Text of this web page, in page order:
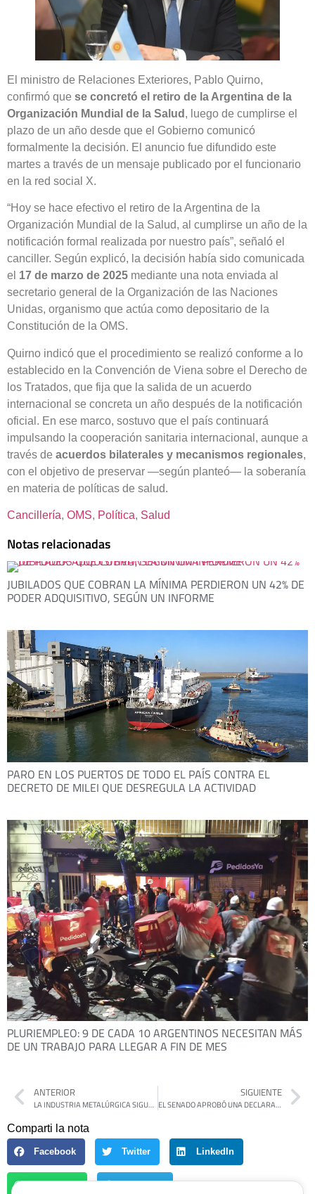
El ministro de Relaciones Exteriores, Pablo Quirno,
confirmó que se concretó el retiro de la Argentina de la
Organización Mundial de la Salud , luego de cumplirse el
plazo de un año desde que el Gobierno comunicó
formalmente la decisión. El anuncio fue difundido este
martes a través de un mensaje publicado por el funcionario
en la red social X.
“Hoy se hace efectivo el retiro de la Argentina de la
Organización Mundial de la Salud, al cumplirse un año de la
notificación formal realizada por nuestro país”, señaló el
canciller. Según explicó, la decisión había sido comunicada
el 17 de marzo de 2025 mediante una nota enviada al
secretario general de la Organización de las Naciones
Unidas, organismo que actúa como depositario de la
Constitución de la OMS.
Quirno indicó que el procedimiento se realizó conforme a lo
establecido en la Convención de Viena sobre el Derecho de
los Tratados, que fija que la salida de un acuerdo
internacional se concreta un año después de la notificación
oficial. En ese marco, sostuvo que el país continuará
impulsando la cooperación sanitaria internacional, aunque a
través de acuerdos bilaterales y mecanismos regionales,
con el objetivo de preservar —según planteó— la soberanía
en materia de políticas de salud.
Cancillería, OMS, Política, Salud
Notas relacionadas
JUBILADOS QUE COBRAN LA MÍNIMA PERDIERON UN 42% DE
PODER ADQUISITIVO, SEGÚN UN INFORME
PARO EN LOS PUERTOS DE TODO EL PAÍS CONTRA EL
DECRETO DE MILEI QUE DESREGULA LA ACTIVIDAD
PLURIEMPLEO: 9 DE CADA 10 ARGENTINOS NECESITAN MÁS
DE UN TRABAJO PARA LLEGAR A FIN DE MES
ANTERIOR
LA INDUSTRIA METALÚRGICA SIGUE EN CAÍDA: LA PRODUCCIÓN BAJÓ 10,3% EN FEBRERO
SIGUIENTE
EL SENADO APROBÓ UNA DECLARACIÓN POR EL NUNCA MÁS A 50 AÑOS DEL GOLPE
Comparti la nota
Facebook Twitter LinkedIn